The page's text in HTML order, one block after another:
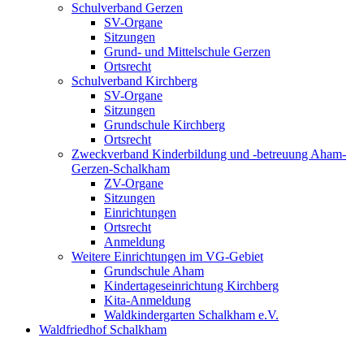
Schulverband Gerzen
SV-Organe
Sitzungen
Grund- und Mittelschule Gerzen
Ortsrecht
Schulverband Kirchberg
SV-Organe
Sitzungen
Grundschule Kirchberg
Ortsrecht
Zweckverband Kinderbildung und -betreuung Aham-
Gerzen-Schalkham
ZV-Organe
Sitzungen
Einrichtungen
Ortsrecht
Anmeldung
Weitere Einrichtungen im VG-Gebiet
Grundschule Aham
Kindertageseinrichtung Kirchberg
Kita-Anmeldung
Waldkindergarten Schalkham e.V.
Waldfriedhof Schalkham